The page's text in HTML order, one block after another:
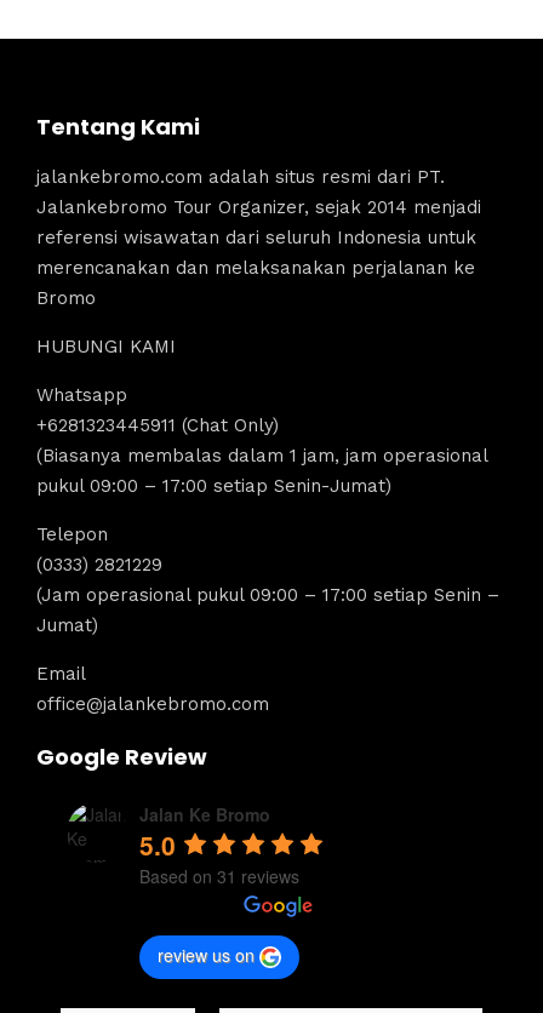
Tentang Kami
jalankebromo.com adalah situs resmi dari PT.
Jalankebromo Tour Organizer, sejak 2014 menjadi
referensi wisawatan dari seluruh Indonesia untuk
merencanakan dan melaksanakan perjalanan ke
Bromo
HUBUNGI KAMI
Whatsapp
+6281323445911 (Chat Only)
(Biasanya membalas dalam 1 jam, jam operasional
pukul 09:00 – 17:00 setiap Senin-Jumat)
Telepon
(0333) 2821229
(Jam operasional pukul 09:00 – 17:00 setiap Senin –
Jumat)
Email
office@jalankebromo.com
Google Review
Jalan Ke Bromo
5.0
Based on 31 reviews
review us on